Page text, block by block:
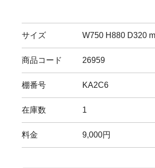
サイズ W750 H880 D320
商品コード 26959
棚番号 KA2C6
在庫数 1
料金 9,000円